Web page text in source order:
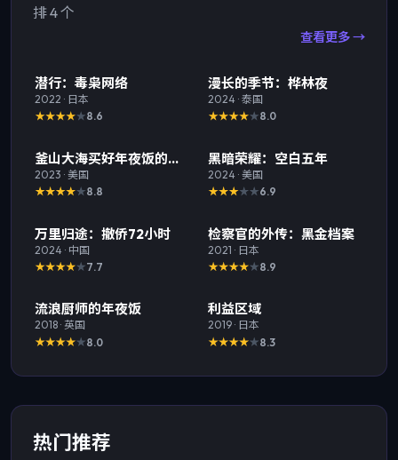
排 4 个
查看更多 →
精选
潜行：毒枭网络
2022 · 日本
8.6
精选 TOP
漫长的季节：桦林夜
2024 ·泰国
8.0
精选 TOP
釜山大海买好年夜饭的那
一天
2023 ·美国
8.8
精选
黑暗荣耀：空白五年
2024 ·美国
6.9
精选
万里归途：撤侨72小时
2024 · 中国
7.7
精选
检察官的外传：黑金档案
2021 · 日本
8.9
精选
流浪厨师的年夜饭
2018 · 英国
8.0
精选
利益区域
2019 · 日本
8.3
热门推荐